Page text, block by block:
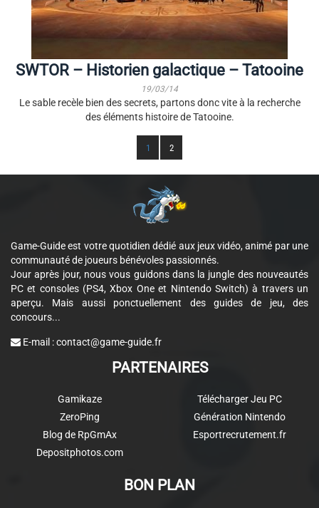
SWTOR – Historien galactique – Tatooine
19/03/14
Le sable recèle bien des secrets, partons donc vite à la recherche
des éléments histoire de Tatooine.
1 2
Game-Guide est votre quotidien dédié aux jeux vidéo, animé par une
communauté de joueurs bénévoles passionnés.
Jour après jour, nous vous guidons dans la jungle des nouveautés
PC et consoles (PS4, Xbox One et Nintendo Switch) à travers un
aperçu. Mais aussi ponctuellement des guides de jeu, des
concours...
E-mail :contact@game-guide.fr
PARTENAIRES
Gamikaze
ZeroPing
Blog de RpGmAx
Depositphotos.com
Télécharger Jeu PC
Génération Nintendo
Esportrecrutement.fr
BON PLAN